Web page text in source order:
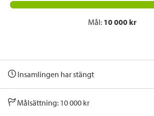
Mål: 10 000 kr
Insamlingen har stängt
Målsättning: 10 000 kr